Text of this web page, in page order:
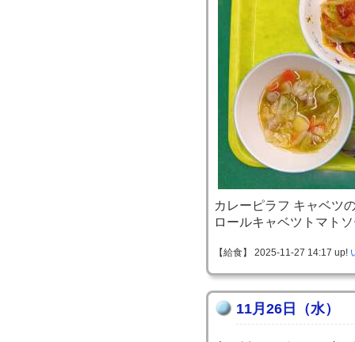
カレーピラフ キャベツ
ロールキャベツトマト
【給食】 2025-11-27 14:17 up!
11月26日（水）